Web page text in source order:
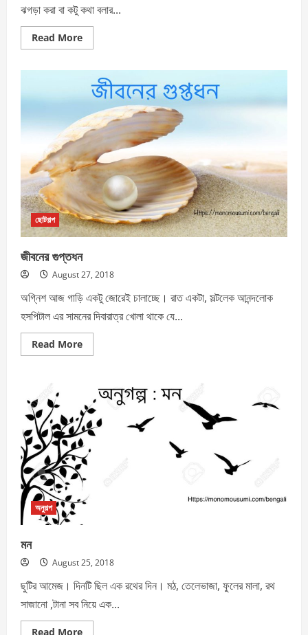
ঝগড়া করা বা কটু কথা বলার...
Read MoreRead
more
ছোটগল্প
জীবনের গুপ্তধন
August 27, 2018
অগ্নিশ আজ গাড়ি একটু জোরেই চালাচ্ছে। রাত একটা, সল্টলেক আনন্দলোক
হসপিটাল এর সামনের দিবারাত্র খোলা থাকে যে...
Read MoreRead
more
অনুগল্প
মন
August 25, 2018
ছুটির আমেজ। দিনটি ছিল এক রথের দিন। মঠ, তেলেভাজা, ফুলের মালা, রথ
সাজানো ,টানা সব নিয়ে এক...
Read MoreRead